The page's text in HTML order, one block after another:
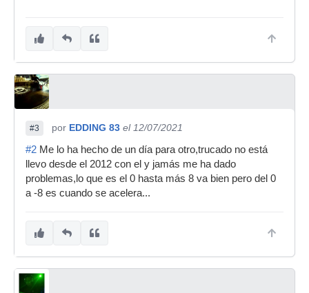
#3 por EDDING 83 el 12/07/2021
#2 Me lo ha hecho de un día para otro,trucado no está
llevo desde el 2012 con el y jamás me ha dado
problemas,lo que es el 0 hasta más 8 va bien pero del 0
a -8 es cuando se acelera...